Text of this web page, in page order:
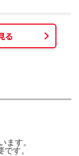
る
ます。
です。